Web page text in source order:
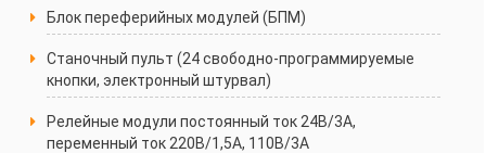
Блок переферийных модулей (БПМ)
Станочный пульт (24 свободно-программируемые
кнопки, электронный штурвал)
Релейные модули постоянный ток 24В/3А,
переменный ток 220В/1,5А, 110В/3А